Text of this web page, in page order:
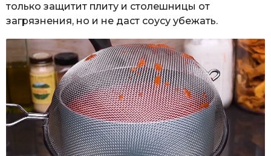
только защитит плиту и столешницы от
загрязнения, но и не даст соусу убежать.